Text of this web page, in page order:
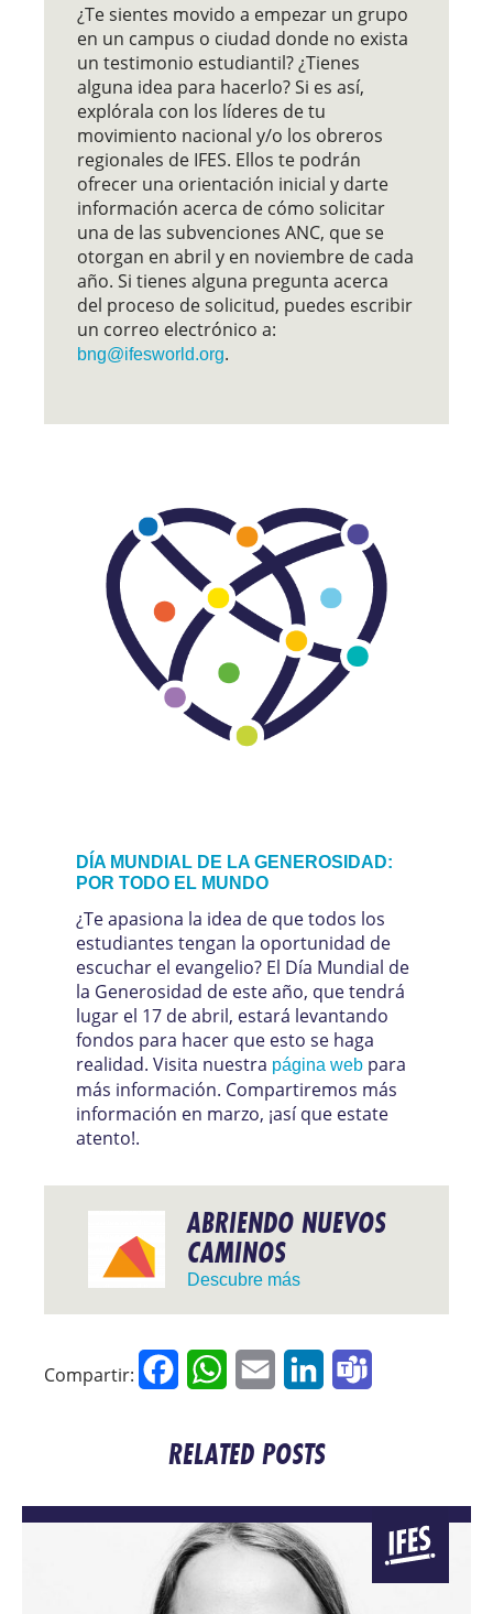
¿Te sientes movido a empezar un grupo
en un campus o ciudad donde no exista
un testimonio estudiantil? ¿Tienes
alguna idea para hacerlo? Si es así,
explórala con los líderes de tu
movimiento nacional y/o los obreros
regionales de IFES. Ellos te podrán
ofrecer una orientación inicial y darte
información acerca de cómo solicitar
una de las subvenciones ANC, que se
otorgan en abril y en noviembre de cada
año. Si tienes alguna pregunta acerca
del proceso de solicitud, puedes escribir
un correo electrónico a:
bng@ifesworld.org.
DÍA MUNDIAL DE LA GENEROSIDAD:
POR TODO EL MUNDO
¿Te apasiona la idea de que todos los
estudiantes tengan la oportunidad de
escuchar el evangelio? El Día Mundial de
la Generosidad de este año, que tendrá
lugar el 17 de abril, estará levantando
fondos para hacer que esto se haga
realidad. Visita nuestra página web para
más información. Compartiremos más
información en marzo, ¡así que estate
atento!.
ABRIENDO NUEVOS
CAMINOS
Descubre más
Compartir: FacebookWhatsApp
Email LinkedIn
RELATED POSTS